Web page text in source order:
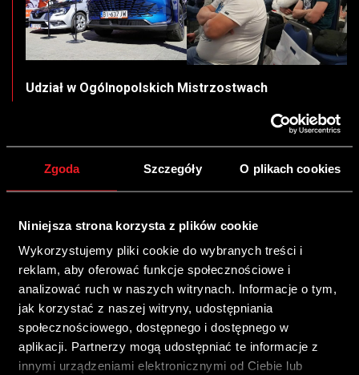
Zgoda Szczegóły O plikach cookies
Niniejsza strona korzysta z plików cookie
Wykorzystujemy pliki cookie do wybranych treści i
reklam, aby oferować funkcje społecznościowe i
analizować ruch w naszych witrynach. Informacje o tym,
jak korzystać z naszej witryny, udostępniania
społecznościowego, dostępnego i dostępnego w
aplikacji. Partnerzy mogą udostępniać te informacje z
innymi urządzeniami elektronicznymi od Ciebie lub
Udział w Ogólnopolskich Mistrzostwach
Ogólnopolskich Mistrzostwach Mechaników,
prestiżowym projekcie, który od lat wspiera rozwój
tego wydarzenia uczestnicy rywalizują w różnych
która wykracza poza szkolne programy.
Marka STAG z satysfakcją patronuje kategorii Młody
Instalator LPG.
– Poprzez udział w tym projekcie wspieramy młodych
mechaników, którzy stawiają pierwsze kroki w świecie